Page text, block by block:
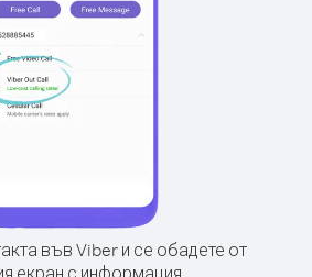
във Viber и се обадете от
екран с информация